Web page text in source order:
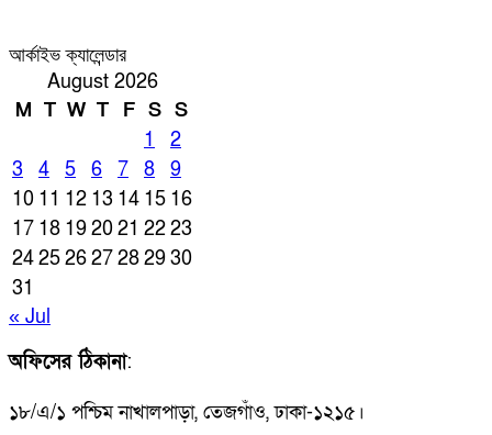
আর্কাইভ ক্যালেন্ডার
August 2026
M T W T F S S
1
2
3
4 5 6 7 8
9
10 11 12 13 14 15 16
17 18 192021 2223
24252627282930
31
« Jul
অফিসের ঠিকানা:
১৮/এ/১ পশ্চিম নাখালপাড়া, তেজগাঁও, ঢাকা-১২১৫।